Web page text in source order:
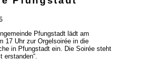
Pfungstadt lädt am
17 Uhr zur Orgelsoirée in die
in Pfungstadt ein. Die Soirée steht
erstanden“.